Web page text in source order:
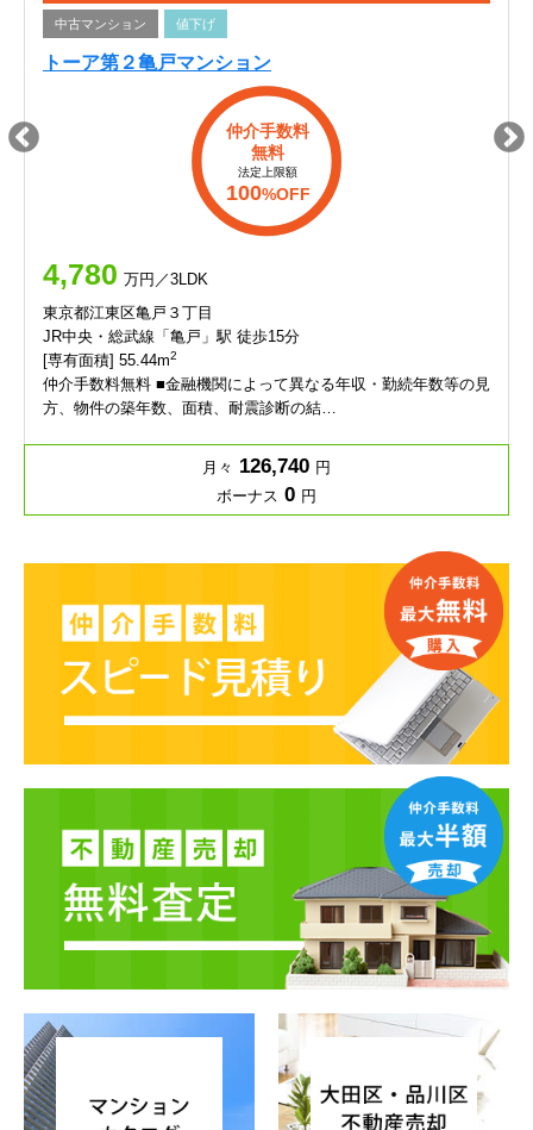
中古マンション 値下げ
トーア第２亀戸マンション
仲介手数料
無料
法定上限額
100%OFF
4,780 万円／3LDK
東京都江東区亀戸３丁目
JR中央・総武線「亀戸」駅 徒歩15分
[専有面積] 55.44m2
仲介手数料無料 ■金融機関によって異なる年収・勤続年数等の見
方、物件の築年数、面積、耐震診断の結…
月々 126,740 円
ボーナス 0 円